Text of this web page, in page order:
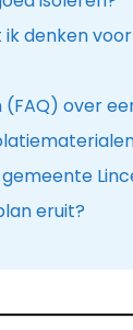
denken
over
eruit?